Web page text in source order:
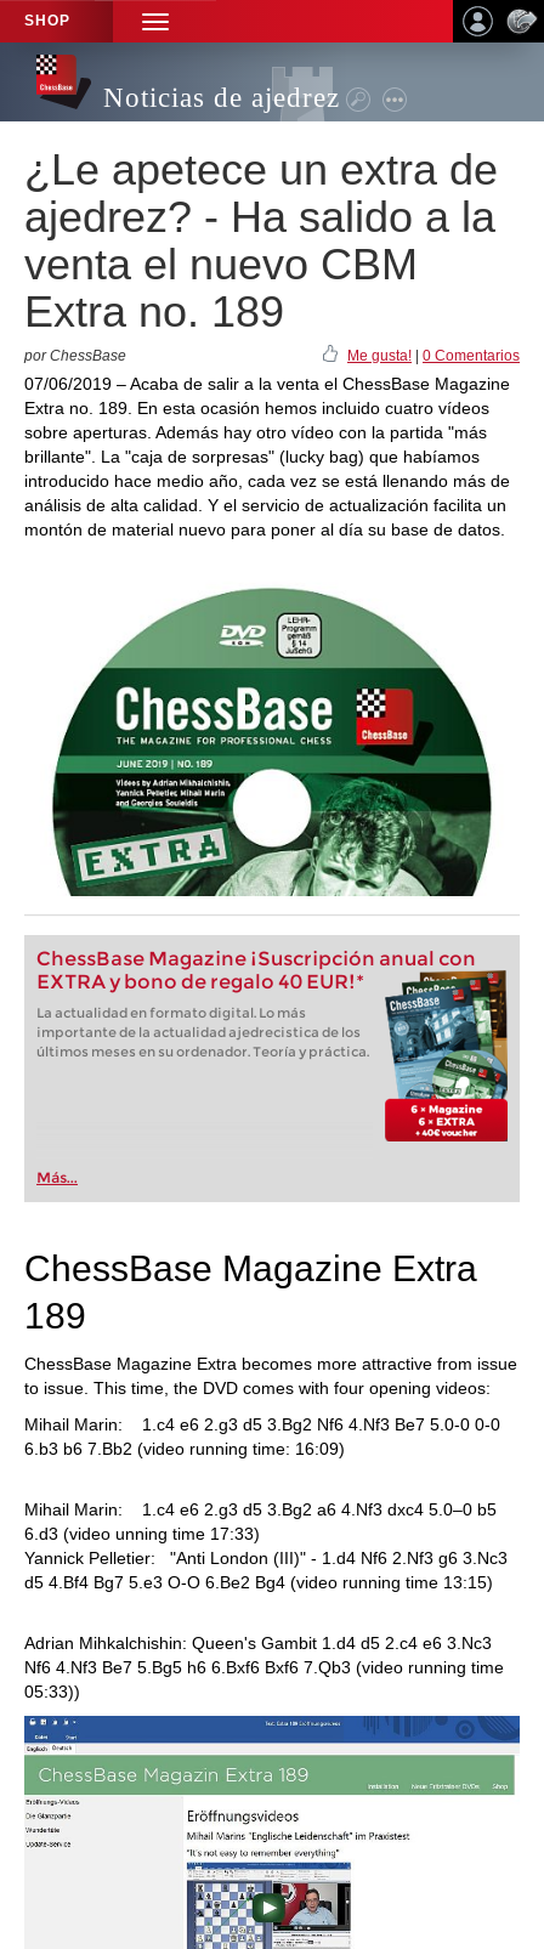
SHOP
TOGGLE
NAVIGATION
Noticias de ajedrez
¿Le apetece un extra de
ajedrez? - Ha salido a la
venta el nuevo CBM
Extra no. 189
por ChessBase Me gusta! 0 Comentarios
07/06/2019 – Acaba de salir a la venta el ChessBase Magazine
Extra no. 189. En esta ocasión hemos incluido cuatro vídeos
sobre aperturas. Además hay otro vídeo con la partida "más
brillante". La "caja de sorpresas" (lucky bag) que habíamos
introducido hace medio año, cada vez se está llenando más de
análisis de alta calidad. Y el servicio de actualización facilita un
montón de material nuevo para poner al día su base de datos.
ChessBase Magazine ¡Suscripción anual con
EXTRA y bono de regalo 40 EUR!*
La actualidad en formato digital. Lo más
importante de la actualidad ajedrecistica de los
últimos meses en su ordenador. Teoría y práctica.
Más...
ChessBase Magazine Extra
189
ChessBase Magazine Extra becomes more attractive from issue
to issue. This time, the DVD comes with four opening videos:
Mihail Marin: 1.c4 e6 2.g3 d5 3.Bg2 Nf6 4.Nf3 Be7 5.0-0 0-0
6.b3 b6 7.Bb2 (video running time: 16:09)
Mihail Marin: 1.c4 e6 2.g3 d5 3.Bg2 a6 4.Nf3 dxc4 5.0–0 b5
6.d3 (video unning time 17:33)
Yannick Pelletier: "Anti London (III)" - 1.d4 Nf6 2.Nf3 g6 3.Nc3
d5 4.Bf4 Bg7 5.e3 O-O 6.Be2 Bg4 (video running time 13:15)
Adrian Mihkalchishin: Queen's Gambit 1.d4 d5 2.c4 e6 3.Nc3
Nf6 4.Nf3 Be7 5.Bg5 h6 6.Bxf6 Bxf6 7.Qb3 (video running time
05:33))